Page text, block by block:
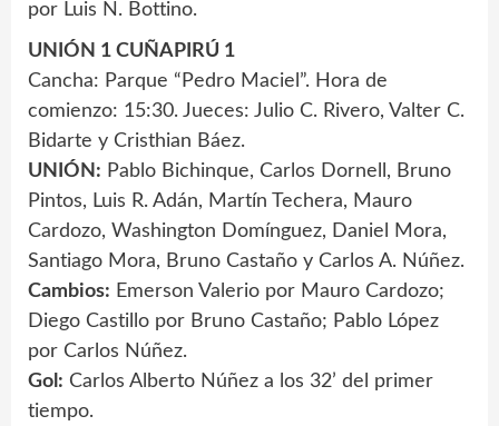
por Luis N. Bottino.
UNIÓN 1 CUÑAPIRÚ 1
Cancha: Parque “Pedro Maciel”. Hora de
comienzo: 15:30. Jueces: Julio C. Rivero, Valter C.
Bidarte y Cristhian Báez.
UNIÓN: Pablo Bichinque, Carlos Dornell, Bruno
Pintos, Luis R. Adán, Martín Techera, Mauro
Cardozo, Washington Domínguez, Daniel Mora,
Santiago Mora, Bruno Castaño y Carlos A. Núñez.
Cambios: Emerson Valerio por Mauro Cardozo;
Diego Castillo por Bruno Castaño; Pablo López
por Carlos Núñez.
Gol: Carlos Alberto Núñez a los 32’ del primer
tiempo.